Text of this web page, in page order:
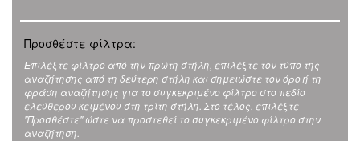
Προσθέστε φίλτρα:
Επιλέξτε φίλτρο από την πρώτη στήλη, επιλέξτε τον τύπο της
αναζήτησης από τη δεύτερη στήλη και σημειώστε τον όρο ή τη
φράση αναζήτησης για το συγκεκριμένο φίλτρο στο πεδίο
ελεύθερου κειμένου στη τρίτη στήλη. Στο τέλος, επιλέξτε
"Προσθέστε" ώστε να προστεθεί το συγκεκριμένο φίλτρο στην
αναζήτηση.